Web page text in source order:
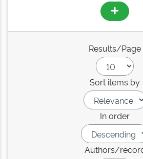
Results/Page
Sort items by
In order
Authors/